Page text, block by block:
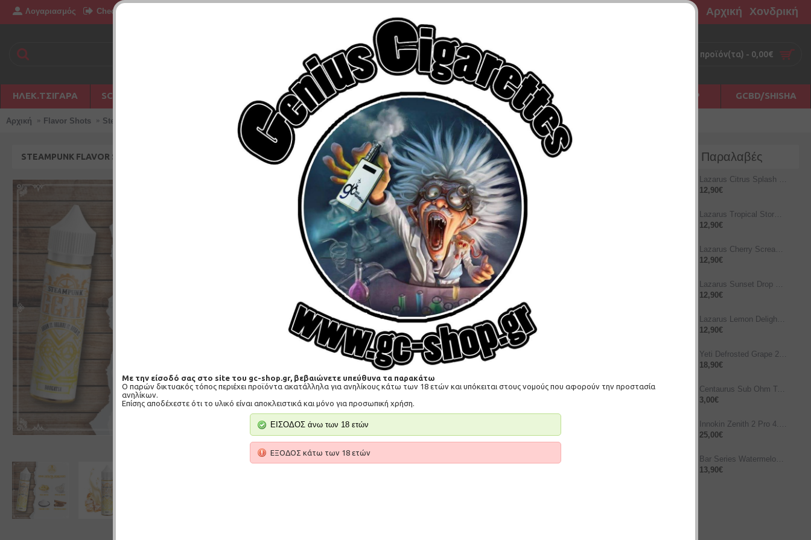
Λογαριασμός Checkout Αρχική Χονδρική
0 προϊόν(τα) - 0,00€
ΗΛΕΚ.ΤΣΙΓΆΡΑ SC PHILIPPINES ΑΤΜΟΠΟΙΗΤΕΣ FLAVOR SHOTS ΥΓΡΑ ΑΝΑΠΛΗΡΩΣΗΣ ΠΡΩΤΕΣ ΗΛΕΣ ΑΞΕΣΟΥΑΡ GCBD/SHISHA
Αρχική Flavor Shots SteamPunk Flavor Shots Gear – Bougatsa
Νέες Παραλαβές
Lazarus Citrus Splash 10ml/60ml
12,90€
Lazarus Tropical Storm 12ml/60ml
12,90€
Lazarus Cherry Scream 12ml/60ml
12,90€
Lazarus Sunset Drop 10ml/60ml
12,90€
Lazarus Lemon Delight 10ml/60ml
12,90€
Yeti Defrosted Grape 25/120ml
18,90€
Centaurus Sub Ohm Tank Bubble Glass 5ml
3,00€
Innokin Zenith 2 Pro 4.5ml Ατμοποιητής – Stainless Steel
25,00€
Bar Series Watermelon Ice 10ml/120ml
13,90€
STEAMPUNK FLAVOR SHOTS GEAR – BOUGATSA
Για δωρεάν μεταφορικά
Αγοράστε προϊόντα αξίας άνω των 39 ευρώ
Κωδικός Προϊόντος:SP015
Πόντοι Ανταμοιβής:172
Διαθεσιμότητα:
Διαθέσιμο
11,50€
Τιμή σε πόντους ανταμοιβής: 3450
- +
Επιθυμητό Σύγκριση
Με την είσοδό σας στο site του gc-shop.gr, βεβαιώνετε υπεύθυνα τα παρακάτω
Ο παρών δικτυακός τόπος περιέχει προϊόντα ακατάλληλα για ανηλίκους κάτω των 18 ετών και υπόκειται στους νομούς που αφορούν την προστασία
ανηλίκων.
Επίσης αποδέχεστε ότι το υλικό είναι αποκλειστικά και μόνο για προσωπική χρήση.
ΕΙΣΟΔΟΣ άνω των 18 ετών
ΕΞΟΔΟΣ κάτω των 18 ετών